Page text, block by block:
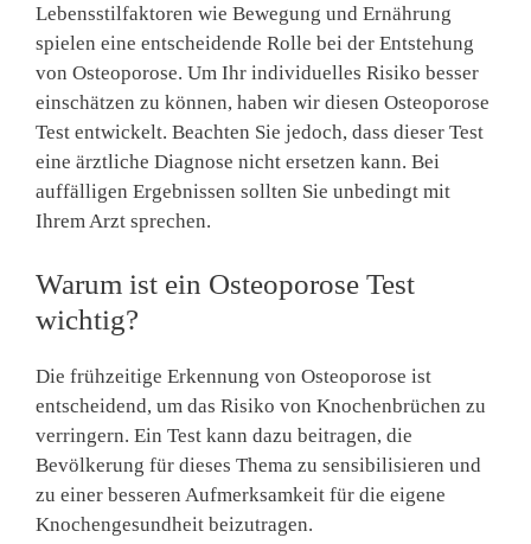
Lebensstilfaktoren wie Bewegung und Ernährung
spielen eine entscheidende Rolle bei der Entstehung
von Osteoporose. Um Ihr individuelles Risiko besser
einschätzen zu können, haben wir diesen Osteoporose
Test entwickelt. Beachten Sie jedoch, dass dieser Test
eine ärztliche Diagnose nicht ersetzen kann. Bei
auffälligen Ergebnissen sollten Sie unbedingt mit
Ihrem Arzt sprechen.
Warum ist ein Osteoporose Test
wichtig?
Die frühzeitige Erkennung von Osteoporose ist
entscheidend, um das Risiko von Knochenbrüchen zu
verringern. Ein Test kann dazu beitragen, die
Bevölkerung für dieses Thema zu sensibilisieren und
zu einer besseren Aufmerksamkeit für die eigene
Knochengesundheit beizutragen.